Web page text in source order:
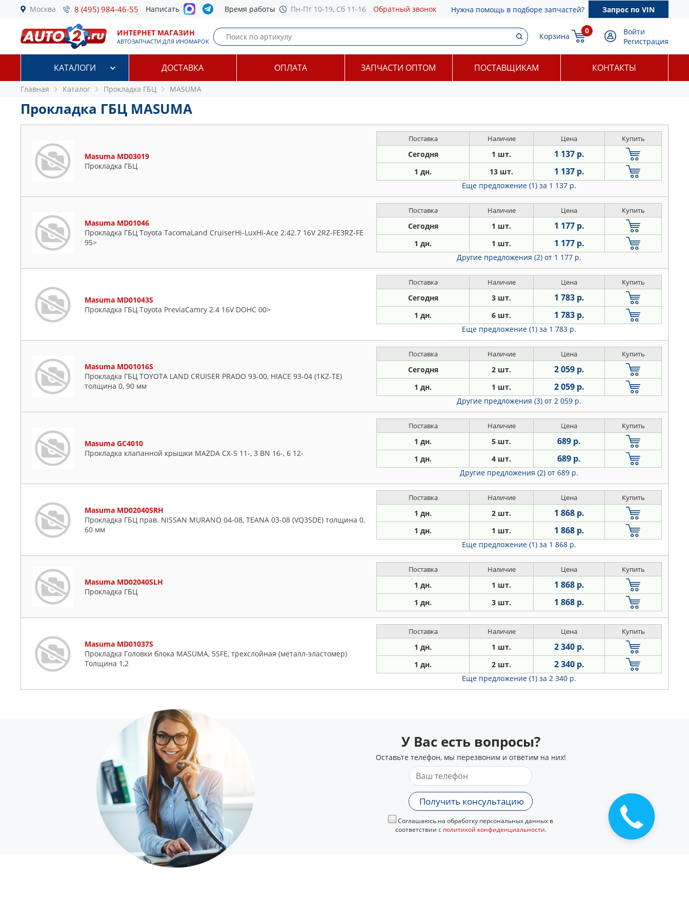
Москва 8 (495) 984-46-55 Написать Время работы Пн-Пт 10-19, Сб 11-16 Обратный звонок Нужна помощь в подборе запчастей? Запрос по VIN
ИНТЕРНЕТ МАГАЗИН
АВТОЗАПЧАСТИ ДЛЯ ИНОМАРОК
Корзина
0
Войти
Регистрация
КАТАЛОГИ ДОСТАВКА ОПЛАТА ЗАПЧАСТИ ОПТОМ ПОСТАВЩИКАМ КОНТАКТЫ
Главная Каталог Прокладка ГБЦ MASUMA
Прокладка ГБЦ MASUMA
Masuma MD03019
Прокладка ГБЦ
Поставка Наличие Цена Купить
Сегодня 1 шт. 1 137 р.
1 дн. 13 шт. 1 137 р.
Еще предложение (1) за 1 137 р.
Masuma MD01046
Прокладка ГБЦ Toyota TacomaLand CruiserHi-LuxHi-Ace 2.42.7 16V 2RZ-FE3RZ-FE
95>
Поставка Наличие Цена Купить
Сегодня 1 шт. 1 177 р.
1 дн. 1 шт. 1 177 р.
Другие предложения (2) от 1 177 р.
Masuma MD01043S
Прокладка ГБЦ Toyota PreviaCamry 2.4 16V DOHC 00>
Поставка Наличие Цена Купить
Сегодня 3 шт. 1 783 р.
1 дн. 6 шт. 1 783 р.
Еще предложение (1) за 1 783 р.
Masuma MD01016S
Прокладка ГБЦ TOYOTA LAND CRUISER PRADO 93-00, HIACE 93-04 (1KZ-TE)
толщина 0, 90 мм
Поставка Наличие Цена Купить
Сегодня 2 шт. 2 059 р.
1 дн. 1 шт. 2 059 р.
Другие предложения (3) от 2 059 р.
Masuma GC4010
Прокладка клапанной крышки MAZDA CX-5 11-, 3 BN 16-, 6 12-
Поставка Наличие Цена Купить
1 дн. 5 шт. 689 р.
1 дн. 4 шт. 689 р.
Другие предложения (2) от 689 р.
Masuma MD02040SRH
Прокладка ГБЦ прав. NISSAN MURANO 04-08, TEANA 03-08 (VQ35DE) толщина 0,
60 мм
Поставка Наличие Цена Купить
1 дн. 2 шт. 1 868 р.
1 дн. 1 шт. 1 868 р.
Еще предложение (1) за 1 868 р.
Masuma MD02040SLH
Прокладка ГБЦ
Поставка Наличие Цена Купить
1 дн. 1 шт. 1 868 р.
1 дн. 3 шт. 1 868 р.
Masuma MD01037S
Прокладка Головки блока MASUMA, 5SFE, трехслойная (металл-эластомер)
Толщина 1,2
Поставка Наличие Цена Купить
1 дн. 1 шт. 2 340 р.
1 дн. 2 шт. 2 340 р.
Еще предложение (1) за 2 340 р.
У Вас есть вопросы?
Оставьте телефон, мы перезвоним и ответим на них!
Получить консультацию
Соглашаюсь на обработку персональных данных в
соответствии с политикой конфиденциальности.